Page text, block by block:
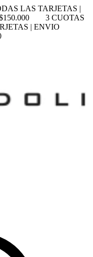
LAS TARJETAS |
3 CUOTAS
| ENVIO